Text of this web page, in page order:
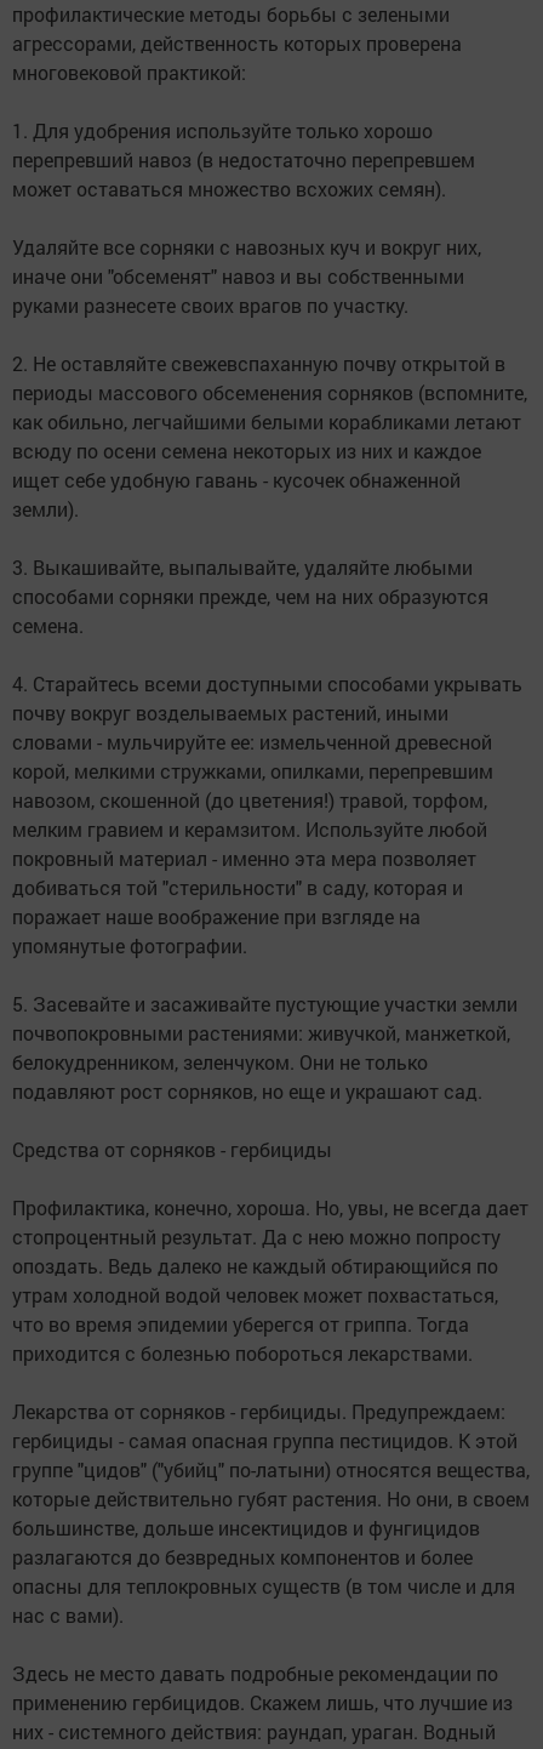
профилактические методы борьбы с зелеными
агрессорами, действенность которых проверена
многовековой практикой:
1. Для удобрения используйте только хорошо
перепревший навоз (в недостаточно перепревшем
может оставаться множество всхожих семян).
Удаляйте все сорняки с навозных куч и вокруг них,
иначе они "обсеменят" навоз и вы собственными
руками разнесете своих врагов по участку.
2. Не оставляйте свежевспаханную почву открытой в
периоды массового обсеменения сорняков (вспомните,
как обильно, легчайшими белыми корабликами летают
всюду по осени семена некоторых из них и каждое
ищет себе удобную гавань - кусочек обнаженной
земли).
3. Выкашивайте, выпалывайте, удаляйте любыми
способами сорняки прежде, чем на них образуются
семена.
4. Старайтесь всеми доступными способами укрывать
почву вокруг возделываемых растений, иными
словами - мульчируйте ее: измельченной древесной
корой, мелкими стружками, опилками, перепревшим
навозом, скошенной (до цветения!) травой, торфом,
мелким гравием и керамзитом. Используйте любой
покровный материал - именно эта мера позволяет
добиваться той "стерильности" в саду, которая и
поражает наше воображение при взгляде на
упомянутые фотографии.
5. Засевайте и засаживайте пустующие участки земли
почвопокровными растениями: живучкой, манжеткой,
белокудренником, зеленчуком. Они не только
подавляют рост сорняков, но еще и украшают сад.
Средства от сорняков - гербициды
Профилактика, конечно, хороша. Но, увы, не всегда дает
стопроцентный результат. Да с нею можно попросту
опоздать. Ведь далеко не каждый обтирающийся по
утрам холодной водой человек может похвастаться,
что во время эпидемии уберегся от гриппа. Тогда
приходится с болезнью побороться лекарствами.
Лекарства от сорняков - гербициды. Предупреждаем:
гербициды - самая опасная группа пестицидов. К этой
группе "цидов" ("убийц" по-латыни) относятся вещества,
которые действительно губят растения. Но они, в своем
большинстве, дольше инсектицидов и фунгицидов
разлагаются до безвредных компонентов и более
опасны для теплокровных существ (в том числе и для
нас с вами).
Здесь не место давать подробные рекомендации по
применению гербицидов. Скажем лишь, что лучшие из
них - системного действия: раундап, ураган. Водный